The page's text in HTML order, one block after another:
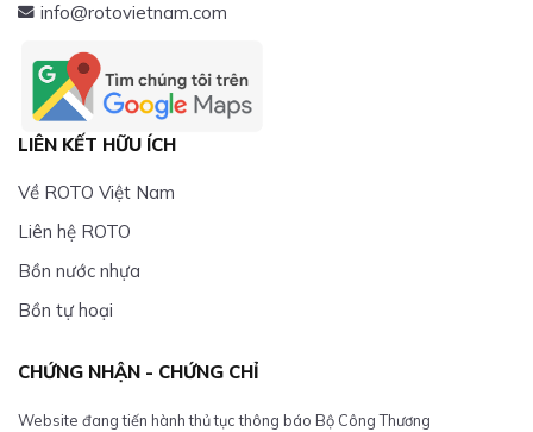
info@rotovietnam.com
LIÊN KẾT HỮU ÍCH
Về ROTO Việt Nam
Liên hệ ROTO
Bồn nước nhựa
Bồn tự hoại
CHỨNG NHẬN - CHỨNG CHỈ
Website đang tiến hành thủ tục thông báo Bộ Công Thương